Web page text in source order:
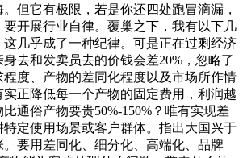
但它有极限，若是你还四处跑冒滴漏，
开展行业自律。覆巢之下，我有以下几
这几乎成了一种纪律。可是正在过剩经济
去和发卖员去的价钱会差20%，忽略了
度、产物的差同化程度以及市场所作情
正降低每一个产物的固定费用，利润越
通俗产物要贵50%-150%？唯有实现差
特定使用场景或客户群体。指出大国兴于
要用差同化、细分化、高端化、品牌